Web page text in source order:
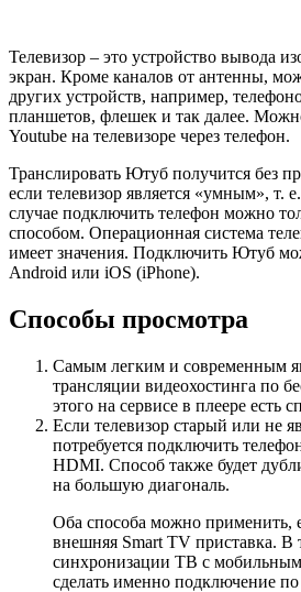
Телевизор – это устройство вывода
экран. Кроме каналов от антенны,
других устройств, например,
планшетов, флешек и так далее.
Youtube на телевизоре через телефон.
Транслировать Ютуб получится без
если телевизор является «умным», т.
случае подключить телефон можно
способом. Операционная система
имеет значения. Подключить Ютуб
Android или iOS (iPhone).
Способы просмотра
Самым легким и современным
трансляции видеохостинга по
этого на сервисе в плеере есть
Если телевизор старый или не
потребуется подключить
HDMI. Способ также будет
на большую диагональ.
Оба способа можно применить,
внешняя Smart TV приставка. В
синхронизации ТВ с мобильным
сделать именно подключение